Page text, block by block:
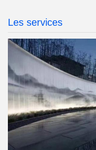
Les services